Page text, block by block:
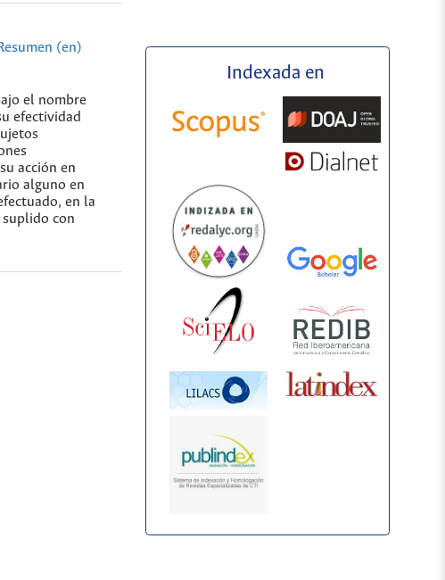
Resumen (en)
el nombre
efectividad
acción en
alguno en
en la
suplido con
Indexada en